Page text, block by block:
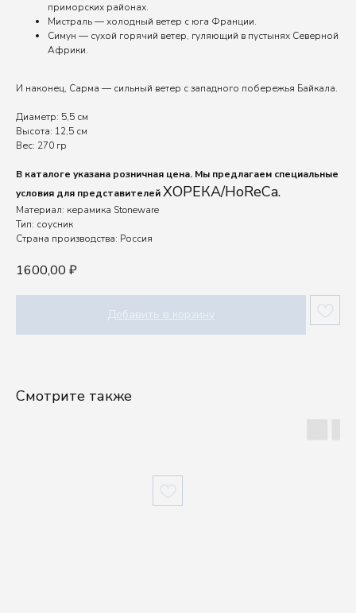
1600,00 ₽
Добавить в корзину
приморских районах.
Мистраль — холодный ветер с юга Франции.
Симун — сухой горячий ветер, гуляющий в пустынях Северной
Африки.
И наконец, Сарма — сильный ветер с западного побережья Байкала.
Диаметр: 5,5 см
Высота: 12,5 см
Вес: 270 гр
В каталоге указана розничная цена. Мы предлагаем специальные
условия для представителейХОРЕКА/HoReCa.
Материал: керамика Stoneware
Тип: соусник
Страна производства: Россия
Смотрите также